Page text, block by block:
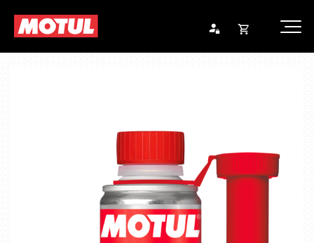
Endurheimta lykilorð
Opna
Karfan er tóm.